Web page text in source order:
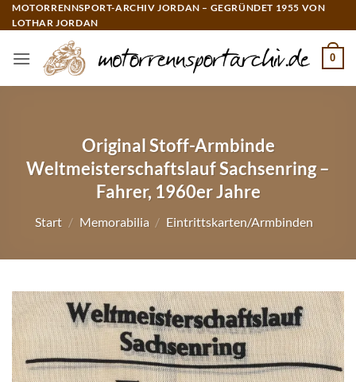
Zum
Inhalt
MOTORRENNSPORT-ARCHIV JORDAN – GEGRÜNDET 1955 VON
LOTHAR JORDAN
0
Original Stoff-Armbinde
Weltmeisterschaftslauf Sachsenring –
Fahrer, 1960er Jahre
Start / Memorabilia / Eintrittskarten/Armbinden